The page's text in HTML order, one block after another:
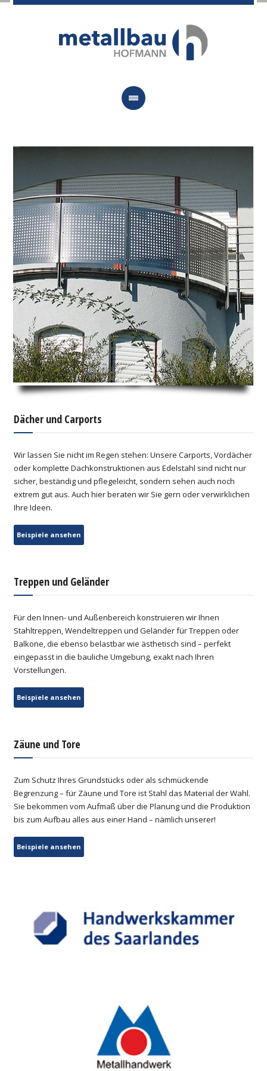
Dächer und Carports
Wir lassen Sie nicht im Regen stehen: Unsere Carports, Vordächer
oder komplette Dachkonstruktionen aus Edelstahl sind nicht nur
sicher, beständig und pflegeleicht, sondern sehen auch noch
extrem gut aus. Auch hier beraten wir Sie gern oder verwirklichen
Ihre Ideen.
Beispiele ansehen
Treppen und Geländer
Für den Innen- und Außenbereich konstruieren wir Ihnen
Stahltreppen, Wendeltreppen und Geländer für Treppen oder
Balkone, die ebenso belastbar wie ästhetisch sind – perfekt
eingepasst in die bauliche Umgebung, exakt nach Ihren
Vorstellungen.
Beispiele ansehen
Zäune und Tore
Zum Schutz Ihres Grundstücks oder als schmückende
Begrenzung – für Zäune und Tore ist Stahl das Material der Wahl.
Sie bekommen vom Aufmaß über die Planung und die Produktion
bis zum Aufbau alles aus einer Hand – nämlich unserer!
Beispiele ansehen